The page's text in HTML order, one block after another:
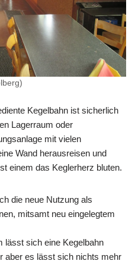
Kegelbahn ist sicherlich
Lagerraum oder
mit vielen
Wand herausreisen und
einem das Keglerherz bluten.
die neue Nutzung als
mitsamt neu eingelegtem
lässt sich eine Kegelbahn
aber es lässt sich nichts mehr